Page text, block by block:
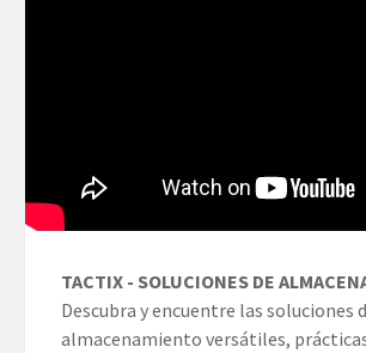
TACTIX - SOLUCIONES DE
Descubra y encuentre las soluciones
almacenamiento versátiles,